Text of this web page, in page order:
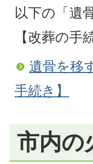
以下の「遺
【改葬の
遺骨を移
手続き】
市内の